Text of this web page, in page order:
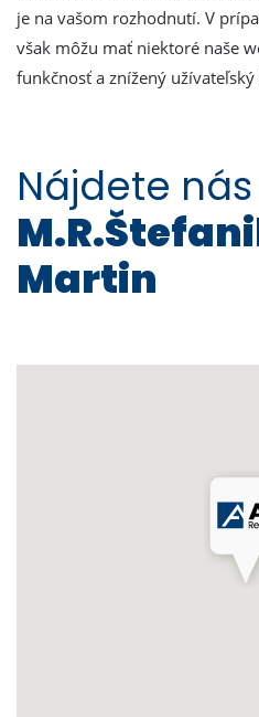
je na vašom rozhodnutí. V
však môžu mať niektoré naše
funkčnosť a znížený
Nájdete nás
Martin